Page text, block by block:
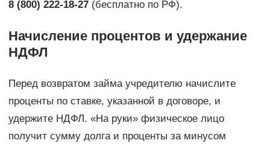
8 (800) 222-18-27(бесплатно по РФ).
Начисление процентов и удержание
НДФЛ
Перед возвратом займа учредителю начислите
проценты по ставке, указанной в договоре, и
удержите НДФЛ. «На руки» физическое лицо
получит сумму долга и проценты за минусом